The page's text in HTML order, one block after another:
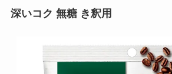
深いコク 無糖 き釈用